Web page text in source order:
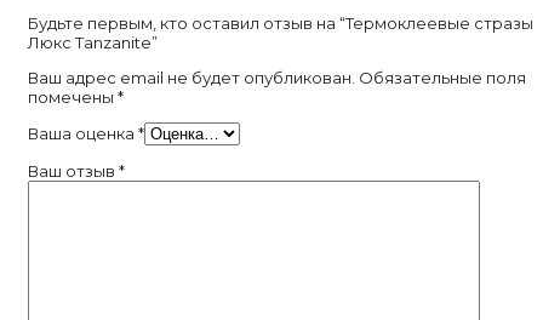
Будьте первым, кто оставил отзыв на “Термоклеевые стразы
Люкс Tanzanite”
Ваш адрес email не будет опубликован. Обязательные поля
помечены *
Ваша оценка *
Ваш отзыв *